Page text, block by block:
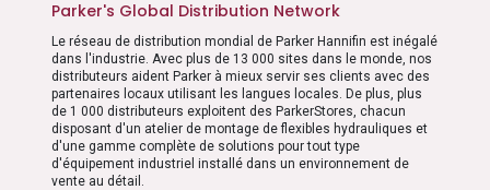
Parker's Global Distribution Network
Le réseau de distribution mondial de Parker Hannifin est inégalé
dans l'industrie. Avec plus de 13 000 sites dans le monde, nos
distributeurs aident Parker à mieux servir ses clients avec des
partenaires locaux utilisant les langues locales. De plus, plus
de 1 000 distributeurs exploitent des ParkerStores, chacun
disposant d'un atelier de montage de flexibles hydrauliques et
d'une gamme complète de solutions pour tout type
d'équipement industriel installé dans un environnement de
vente au détail.